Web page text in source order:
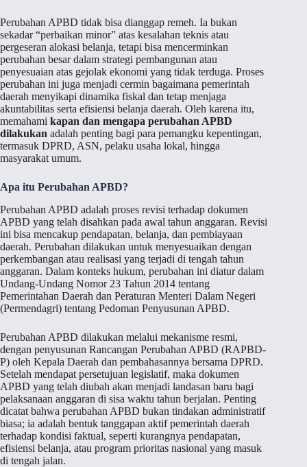
Perubahan APBD tidak bisa dianggap remeh. Ia bukan
sekadar “perbaikan minor” atas kesalahan teknis atau
pergeseran alokasi belanja, tetapi bisa mencerminkan
perubahan besar dalam strategi pembangunan atau
penyesuaian atas gejolak ekonomi yang tidak terduga. Proses
perubahan ini juga menjadi cermin bagaimana pemerintah
daerah menyikapi dinamika fiskal dan tetap menjaga
akuntabilitas serta efisiensi belanja daerah. Oleh karena itu,
memahami kapan dan mengapa perubahan APBD
dilakukan adalah penting bagi para pemangku kepentingan,
termasuk DPRD, ASN, pelaku usaha lokal, hingga
masyarakat umum.
Apa itu Perubahan APBD?
Perubahan APBD adalah proses revisi terhadap dokumen
APBD yang telah disahkan pada awal tahun anggaran. Revisi
ini bisa mencakup pendapatan, belanja, dan pembiayaan
daerah. Perubahan dilakukan untuk menyesuaikan dengan
perkembangan atau realisasi yang terjadi di tengah tahun
anggaran. Dalam konteks hukum, perubahan ini diatur dalam
Undang-Undang Nomor 23 Tahun 2014 tentang
Pemerintahan Daerah dan Peraturan Menteri Dalam Negeri
(Permendagri) tentang Pedoman Penyusunan APBD.
Perubahan APBD dilakukan melalui mekanisme resmi,
dengan penyusunan Rancangan Perubahan APBD (RAPBD-
P) oleh Kepala Daerah dan pembahasannya bersama DPRD.
Setelah mendapat persetujuan legislatif, maka dokumen
APBD yang telah diubah akan menjadi landasan baru bagi
pelaksanaan anggaran di sisa waktu tahun berjalan. Penting
dicatat bahwa perubahan APBD bukan tindakan administratif
biasa; ia adalah bentuk tanggapan aktif pemerintah daerah
terhadap kondisi faktual, seperti kurangnya pendapatan,
efisiensi belanja, atau program prioritas nasional yang masuk
di tengah jalan.